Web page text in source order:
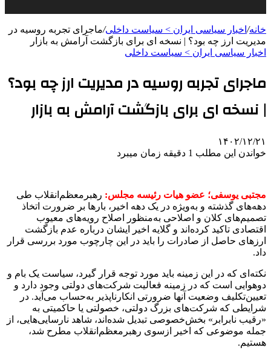
خانه/ اخبار سیاسی ایران > سیاست داخلی/ماجرای تجربه روسیه در
مدیریت ارز چه بود؟ | نسخه ای برای بازگشت آرامش به بازار
اخبار سیاسی ایران > سیاست داخلی
ماجرای تجربه روسیه در مدیریت ارز چه بود؟
| نسخه ای برای بازگشت آرامش به بازار
۱۴۰۲/۱۲/۲۱
خواندن این مطلب 1 دقیقه زمان میبرد
مجتبی یوسفی؛ عضو هیات رئیسه مجلس: رهبرمعظم‌انقلاب طی
دهه‌های گذشته و به‌ویژه در یک دهه اخیر، بارها بر ضرورت اتخاذ
تصمیم‌های کلان و اصلاحی به‌منظور اصلاح رویه‌های معیوب
اقتصادی تاکید کرده‌اند و گلایه اخیر ایشان درباره عدم بازگشت
ارزهای حاصل از صادرات را باید در این چارچوب مورد بررسی قرار
داد.
نکته‌ای که در این زمینه باید مورد توجه قرار گیرد، سیاست یک بام و
دوهوایی است که در زمینه فعالیت‌ شرکت‌های دولتی وجود دارد و
تعیین‌تکلیف وضعیت آنها ضرورتی انکارناپذیر به‌حساب می‌آید. در
شرایطی که شرکت‌های بزرگ دولتی، خصولتی یا حاکمیتی به
«رقیب نابرابر» بخش‌خصوصی تبدیل شده‌اند، شاهد نارسایی‌هایی، از
جمله موضوعی که اخیر ازسوی رهبرمعظم‌انقلاب مطرح شد،
هستیم.